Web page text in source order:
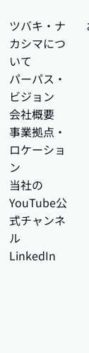
ツバキ・ナ
カシマにつ
いて
パーパス・
ビジョン
会社概要
事業拠点・
ロケーショ
ン
当社の
YouTube公
式チャンネ
ル
LinkedIn